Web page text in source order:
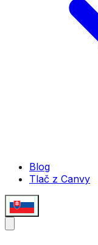
Blog
Tlač z Canvy